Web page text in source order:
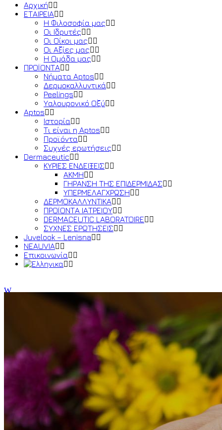
Αρχική
ΕΤΑΙΡΕΙΑ
Η Φιλοσοφία μας
Οι Ιδρυτές
Οι Οίκοι μας
Οι Αξίες μας
Η Ομάδα μας
ΠΡΟΪΟΝΤΑ
Νήματα Aptos
Δερμοκαλλυντικά
Peelings
Υαλουρονικό Οξύ
Aptos
Ιστορία
Τι είναι η Aptos
Προϊόντα
Συχνές ερωτήσεις
Dermaceutic
ΚΥΡΙΕΣ ΕΝΔΕΙΞΕΙΣ
ΑΚΜΗ
ΓΗΡΑΝΣΗ ΤΗΣ ΕΠΙΔΕΡΜΙΔΑΣ
ΥΠΕΡΜΕΛΑΓΧΡΩΣΗ
ΔΕΡΜΟΚΑΛΛΥΝΤΙΚΑ
ΠΡΟΪΟΝΤΑ ΙΑΤΡΕΙΟΥ
DERMACEUTIC LABORATOIRE
ΣΥΧΝΕΣ ΕΡΩΤΗΣΕΙΣ
Juvelook – Lenisna
NEAUVIA
Επικοινωνία